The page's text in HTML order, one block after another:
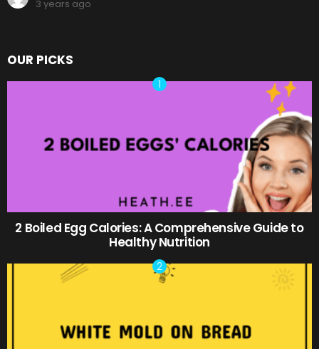
3 years ago
OUR PICKS
2 Boiled Egg Calories: A Comprehensive Guide to
Healthy Nutrition